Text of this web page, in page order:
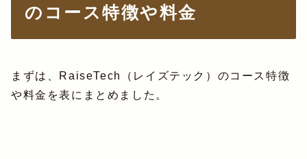
のコース特徴や料金
まずは、RaiseTech（レイズテック）のコース特徴
や料金を表にまとめました。